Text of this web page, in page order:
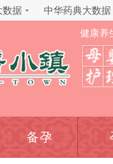
数据 中华药典大数据
健康养
备孕